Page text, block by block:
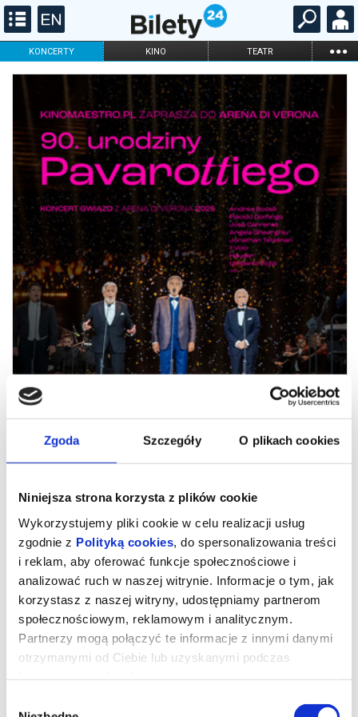
Zgoda Szczegóły O plikach cookies
Niniejsza strona korzysta z plików cookie
Wykorzystujemy pliki cookie w celu realizacji usług
zgodnie z Polityką cookies , do spersonalizowania treści
i reklam, aby oferować funkcje społecznościowe i
analizować ruch w naszej witrynie. Informacje o tym, jak
korzystasz z naszej witryny, udostępniamy partnerom
społecznościowym, reklamowym i analitycznym.
Partnerzy mogą połączyć te informacje z innymi danymi
otrzymanymi od Ciebie lub uzyskanymi podczas
KONCERTY KINO TEATR ...
FILHARMONIA OPERA I BALET
STAND-UP
ONLINE KARNETY
90. urodziny Pavarottiego. Koncert
gwiazd z Arena di Verona 2025
Jesienią 2025 roku w słynnej Arena di Verona zebrały się
największe gwiazdy opery i popu, w tym Andrea Bocelli, Jonathan
Plácido Domingo i José Carreras, zaśpiewali z nim na żywo.